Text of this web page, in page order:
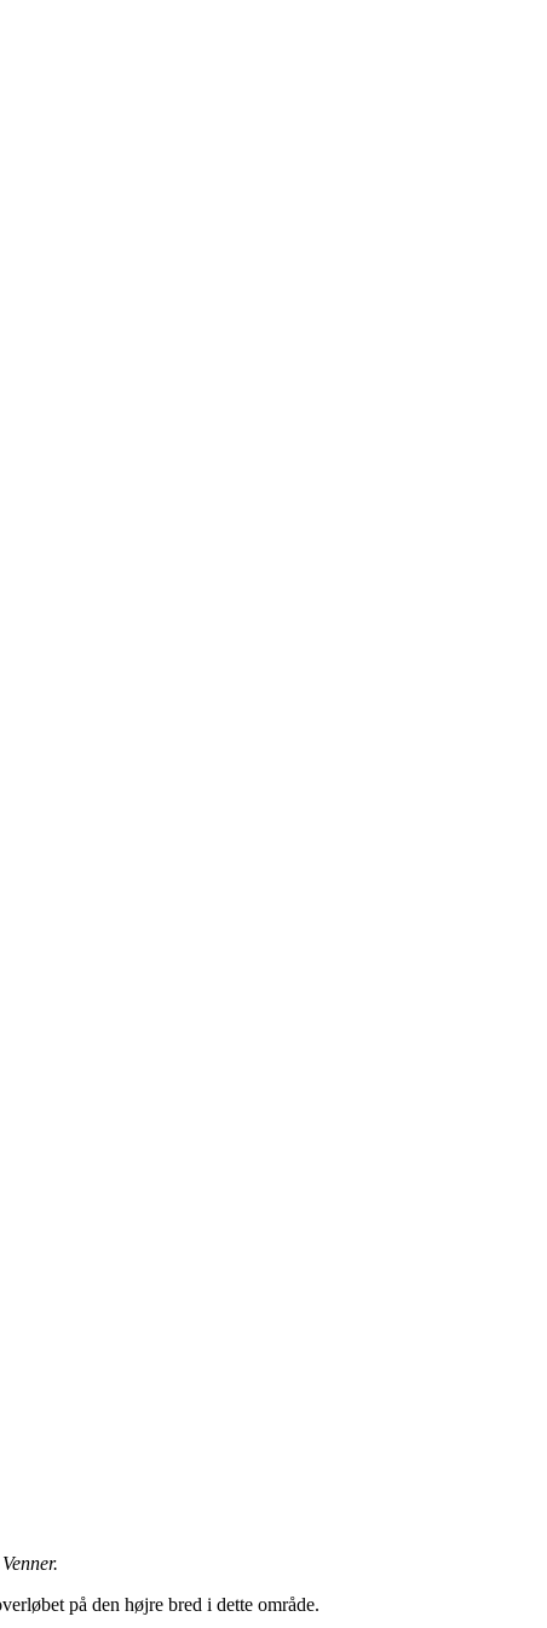
på den højre bred i dette område.